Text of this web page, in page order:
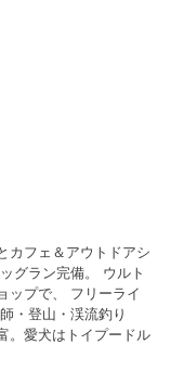
カフェ＆アウトドアシ
グラン完備。 ウルト
ップで、 フリーライ
・登山・渓流釣り
。愛犬はトイプードル